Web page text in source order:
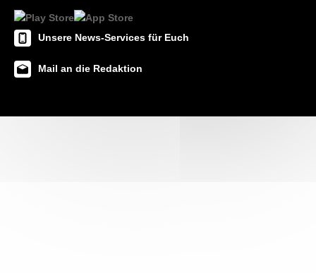
Unsere News-Services für Euch
Mail an die Redaktion